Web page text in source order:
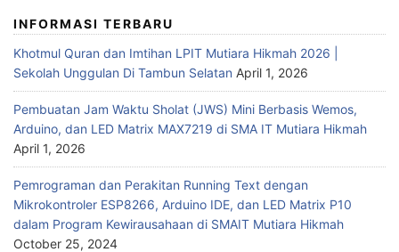
INFORMASI TERBARU
Khotmul Quran dan Imtihan LPIT Mutiara Hikmah 2026 |
Sekolah Unggulan Di Tambun Selatan April 1, 2026
Pembuatan Jam Waktu Sholat (JWS) Mini Berbasis Wemos,
Arduino, dan LED Matrix MAX7219 di SMA IT Mutiara Hikmah
April 1, 2026
Pemrograman dan Perakitan Running Text dengan
Mikrokontroler ESP8266, Arduino IDE, dan LED Matrix P10
dalam Program Kewirausahaan di SMAIT Mutiara Hikmah
October 25, 2024